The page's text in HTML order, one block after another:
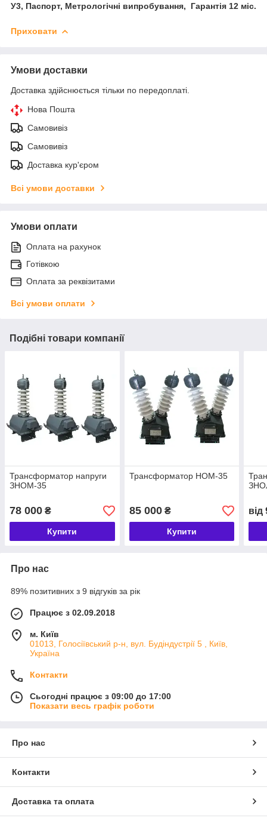
У3, Паспорт, Метрологічні випробування, Гарантія 12 міс.
Приховати
Умови доставки
Доставка здійснюється тільки по передоплаті.
Нова Пошта
Самовивіз
Самовивіз
Доставка кур'єром
Всі умови доставки
Умови оплати
Оплата на рахунок
Готівкою
Оплата за реквізитами
Всі умови оплати
Подібні товари компанії
Трансформатор напруги
ЗНОМ-35
78 000 ₴
Купити
Трансформатор НОМ-35
85 000₴
Купити
від
Про нас
89% позитивних з 9 відгуків за рік
Працює з 02.09.2018
м. Київ
01013, Голосіївський р-н, вул. Будіндустрії 5 , Київ,
Україна
Контакти
Сьогодні працює з 09:00 до 17:00
Показати весь графік роботи
Про нас
Контакти
Доставка та оплата